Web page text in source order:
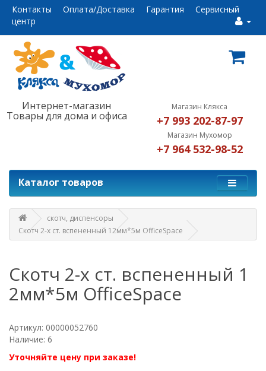
Контакты Оплата/Доставка Гарантия
Сервисный
центр
Интернет-магазин
Товары для дома и офиса
Магазин Клякса
+7 993 202-87-97
Магазин Мухомор
+7 964 532-98-52
Каталог товаров
скотч, диспенсоры
Скотч 2-х ст. вспененный 12мм*5м OfficeSpace
Скотч 2-х ст. вспененный 1
2мм*5м OfficeSpace
Артикул: 00000052760
Наличие: 6
Уточняйте цену при заказе!